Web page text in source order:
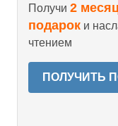
Получи 2
подарок и
чтением
ПОЛУЧИТЬ